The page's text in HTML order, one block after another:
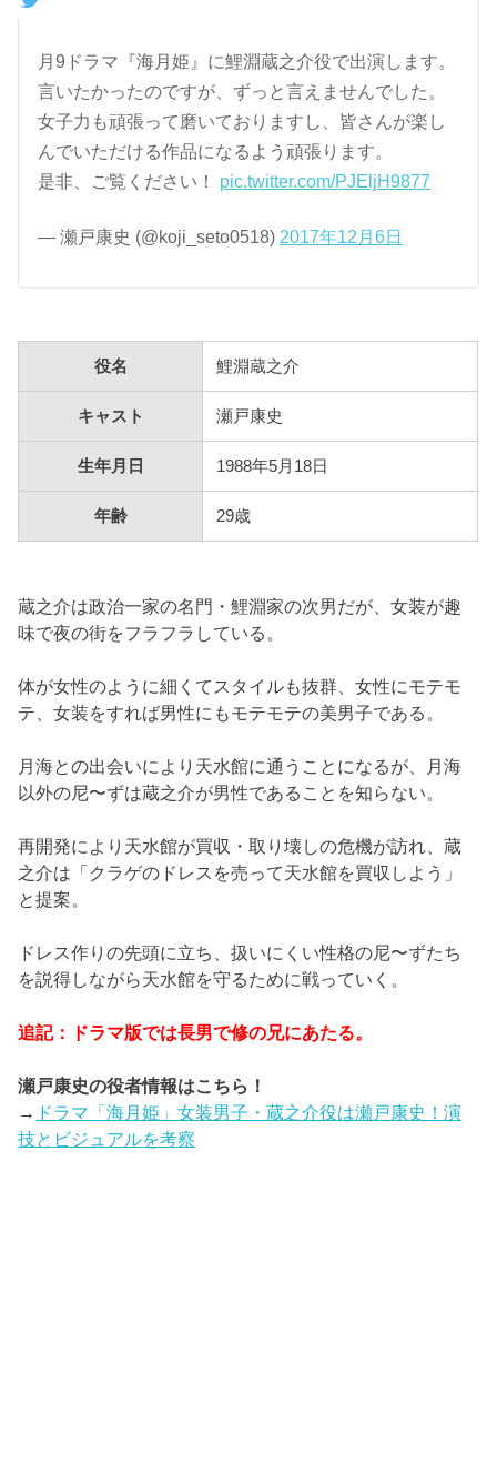
月9ドラマ『海月姫』に鯉淵蔵之介役で出演します。
言いたかったのですが、ずっと言えませんでした。
女子力も頑張って磨いておりますし、皆さんが楽し
んでいただける作品になるよう頑張ります。
是非、ご覧ください！ pic.twitter.com/PJEljH9877
— 瀬戸康史 (@koji_seto0518) 2017年12月6日
役名 鯉淵蔵之介
キャスト 瀬戸康史
生年月日 1988年5月18日
年齢 29歳
蔵之介は政治一家の名門・鯉淵家の次男だが、女装が趣
味で夜の街をフラフラしている。
体が女性のように細くてスタイルも抜群、女性にモテモ
テ、女装をすれば男性にもモテモテの美男子である。
月海との出会いにより天水館に通うことになるが、月海
以外の尼〜ずは蔵之介が男性であることを知らない。
再開発により天水館が買収・取り壊しの危機が訪れ、蔵
之介は「クラゲのドレスを売って天水館を買収しよう」
と提案。
ドレス作りの先頭に立ち、扱いにくい性格の尼〜ずたち
を説得しながら天水館を守るために戦っていく。
追記：ドラマ版では長男で修の兄にあたる。
瀬戸康史の役者情報はこちら！
→ ドラマ「海月姫」女装男子・蔵之介役は瀬戸康史！演
技とビジュアルを考察